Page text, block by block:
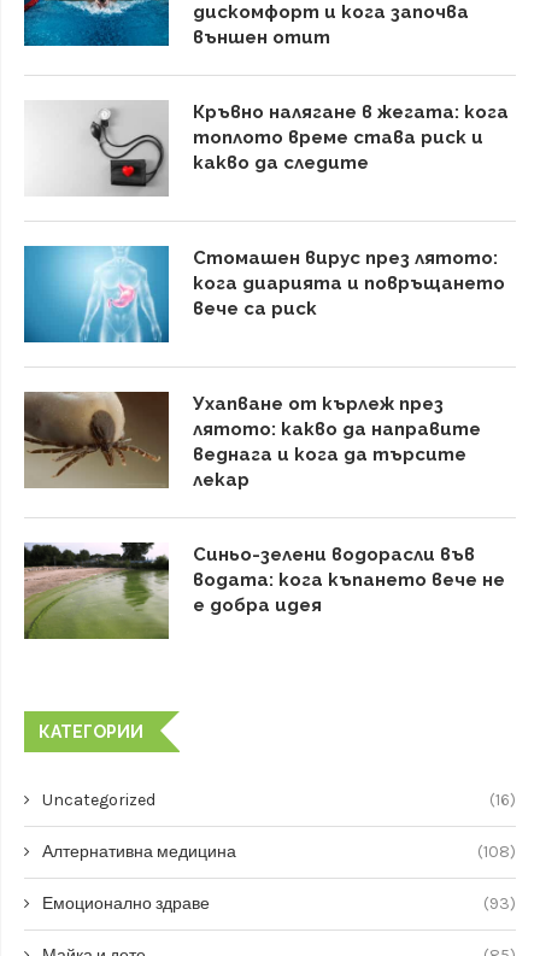
дискомфорт и кога започва
външен отит
Кръвно налягане в жегата: кога
топлото време става риск и
какво да следите
Стомашен вирус през лятото:
кога диарията и повръщането
вече са риск
Ухапване от кърлеж през
лятото: какво да направите
веднага и кога да търсите
лекар
Синьо-зелени водорасли във
водата: кога къпането вече не
е добра идея
КАТЕГОРИИ
Uncategorized (16)
Алтернативна медицина (108)
Емоционално здраве (93)